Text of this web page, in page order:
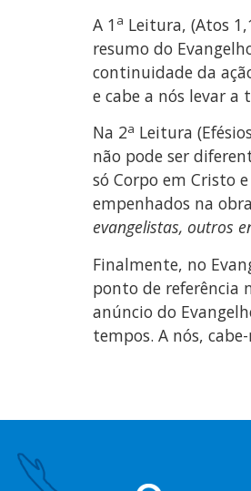
A 1 a Leitura, (Atos
resumo do
continuidade da
e cabe a nós levar a
Na 2a Leitura
não pode ser
só Corpo em Cristo
empenhados na
evangelistas, outros
Finalmente, no
ponto de referência
anúncio do
tempos. A nós,